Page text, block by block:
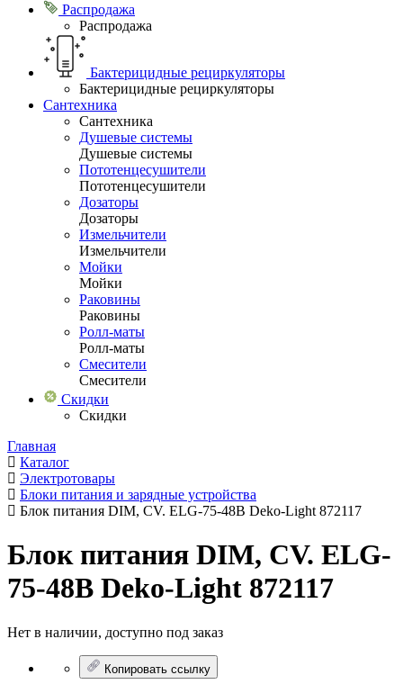
Распродажа
Распродажа
Бактерицидные рециркуляторы
Бактерицидные рециркуляторы
Сантехника
Сантехника
Душевые системы
Душевые системы
Пототенцесушители
Пототенцесушители
Дозаторы
Дозаторы
Измельчители
Измельчители
Мойки
Мойки
Раковины
Раковины
Ролл-маты
Ролл-маты
Смесители
Смесители
Скидки
Скидки
Главная
Каталог
Электротовары
Блоки питания и зарядные устройства
Блок питания DIM, CV. ELG-75-48B Deko-Light 872117
Блок питания DIM, CV. ELG-
75-48B Deko-Light 872117
Нет в наличии, доступно под заказ
Копировать ссылку